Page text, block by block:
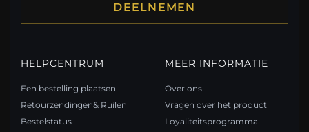
DEELNEMEN
HELPCENTRUM
Een bestelling plaatsen
Retourzendingen& Ruilen
Bestelstatus
MEER INFORMATIE
Over ons
Vragen over het product
Loyaliteitsprogramma